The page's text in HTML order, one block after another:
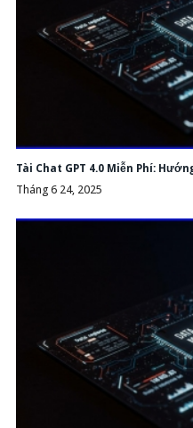
Tài Chat GPT 4.0 Miễn Phí:
Tháng 6 24, 2025